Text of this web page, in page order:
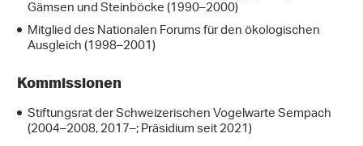
Gämsen und Steinböcke (1990–2000)
Mitglied des Nationalen Forums für den ökologischen
Ausgleich (1998–2001)
Kommissionen
Stiftungsrat der Schweizerischen Vogelwarte Sempach
(2004–2008, 2017–; Präsidium seit 2021)